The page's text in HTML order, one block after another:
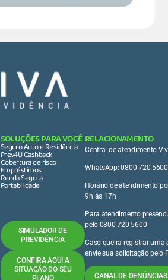
SOLUÇÕES PARA VOCÊ
Seguro Auto e Residência
Prev4U Cashback
Cobertura de risco
Empréstimos
Renda Segura
Portabilidade
SIMULADOR DE
PREVIDÊNCIA
CONFIRA AQUI A
SITUAÇÃO DO SEU
PLANO
RELACIONAMENTO
Central de atendimento
WhatsApp: 0800 720 5600
Horário de atendimento
9h às 17h
Para atendimento
pelo 0800 720 5600
Caso queira registrar uma
envie sua solicitação pelo
CANAL DE